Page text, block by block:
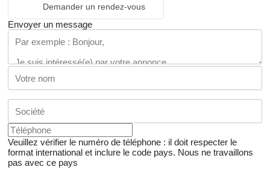
Demander un rendez-vous
Envoyer un message
Veuillez vérifier le numéro de téléphone : il doit respecter le
format international et inclure le code pays. Nous ne travaillons
pas avec ce pays